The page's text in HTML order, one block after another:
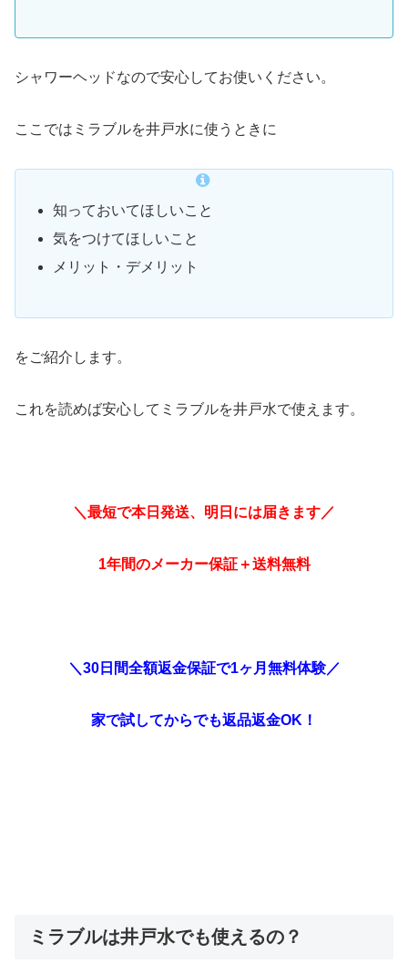
シャワーヘッドなので安心してお使いください。
ここではミラブルを井戸水に使うときに
知っておいてほしいこと
気をつけてほしいこと
メリット・デメリット
をご紹介します。
これを読めば安心してミラブルを井戸水で使えます。
＼最短で本日発送、明日には届きます／
1年間のメーカー保証＋送料無料
＼30日間全額返金保証で1ヶ月無料体験／
家で試してからでも返品返金OK！
ミラブルは井戸水でも使えるの？